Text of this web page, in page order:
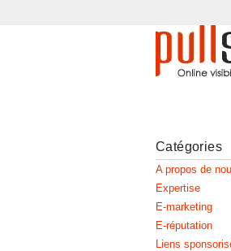
Catégories
A propos de
Expertise
E-marketing
E-réputation
Liens